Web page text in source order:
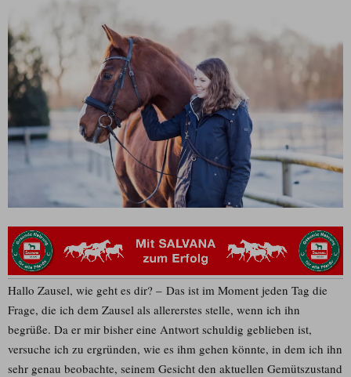
Hallo Zausel, wie geht es dir? – Das ist im Moment jeden Tag die
Frage, die ich dem Zausel als allererstes stelle, wenn ich ihn
begrüße. Da er mir bisher eine Antwort schuldig geblieben ist,
versuche ich zu ergründen, wie es ihm gehen könnte, in dem ich ihn
sehr genau beobachte, seinem Gesicht den aktuellen Gemütszustand